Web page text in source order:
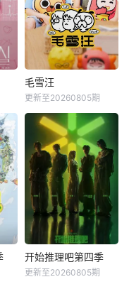
毛雪汪
更新至20260805期
开始推理吧第四季
更新至20260805期